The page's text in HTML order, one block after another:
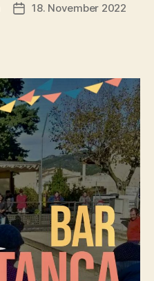
Veröffentlichungsdatum
18. November 2022